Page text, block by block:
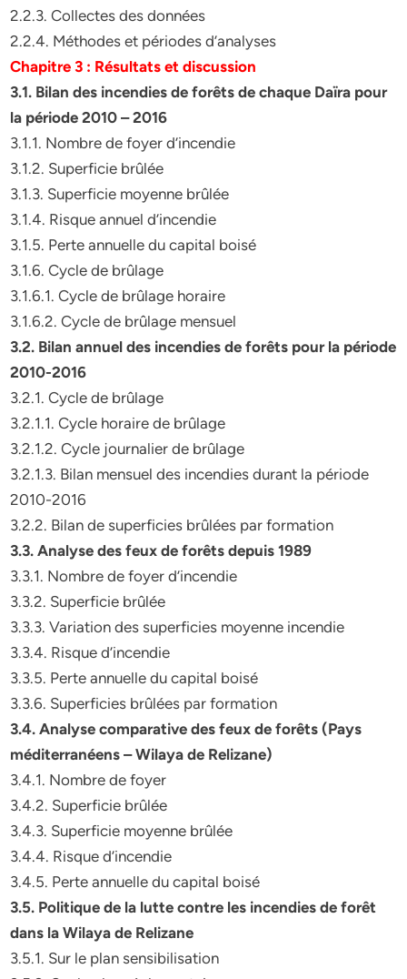
2.2.3. Collectes des données
2.2.4. Méthodes et périodes d’analyses
Chapitre 3 : Résultats et discussion
3.1. Bilan des incendies de forêts de chaque Daïra pour
la période 2010–2016
3.1.1. Nombre de foyer d’incendie
3.1.2. Superficie brûlée
3.1.3. Superficie moyenne brûlée
3.1.4. Risque annuel d’incendie
3.1.5. Perte annuelle du capital boisé
3.1.6. Cycle de brûlage
3.1.6.1. Cycle de brûlage horaire
3.1.6.2. Cycle de brûlage mensuel
3.2. Bilan annuel des incendies de forêts pour la période
2010-2016
3.2.1. Cycle de brûlage
3.2.1.1. Cycle horaire de brûlage
3.2.1.2. Cycle journalier de brûlage
3.2.1.3. Bilan mensuel des incendies durant la période
2010-2016
3.2.2. Bilan de superficies brûlées par formation
3.3. Analyse des feux de forêts depuis 1989
3.3.1. Nombre de foyer d’incendie
3.3.2. Superficie brûlée
3.3.3. Variation des superficies moyenne incendie
3.3.4. Risque d’incendie
3.3.5. Perte annuelle du capital boisé
3.3.6. Superficies brûlées par formation
3.4. Analyse comparative des feux de forêts (Pays
méditerranéens – Wilaya de Relizane)
3.4.1. Nombre de foyer
3.4.2. Superficie brûlée
3.4.3. Superficie moyenne brûlée
3.4.4. Risque d’incendie
3.4.5. Perte annuelle du capital boisé
3.5. Politique de la lutte contre les incendies de forêt
dans la Wilaya de Relizane
3.5.1. Sur le plan sensibilisation